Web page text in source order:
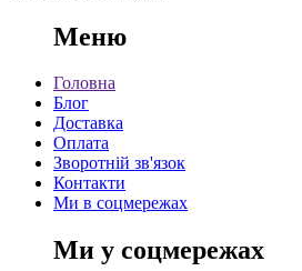
Меню
Головна
Блог
Доставка
Оплата
Зворотній зв'язок
Контакти
Ми в соцмережах
Ми у соцмережах